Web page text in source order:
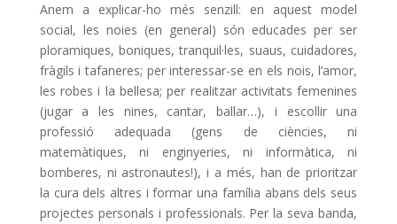
Anem a explicar-ho més senzill: en aquest model
social, les noies (en general) són educades per ser
ploramiques, boniques, tranquil·les, suaus, cuidadores,
fràgils i tafaneres; per interessar-se en els nois, l’amor,
les robes i la bellesa; per realitzar activitats femenines
(jugar a les nines, cantar, ballar…), i escollir una
professió adequada (gens de ciències, ni
matemàtiques, ni enginyeries, ni informàtica, ni
bomberes, ni astronautes!), i a més, han de prioritzar
la cura dels altres i formar una família abans dels seus
projectes personals i professionals. Per la seva banda,